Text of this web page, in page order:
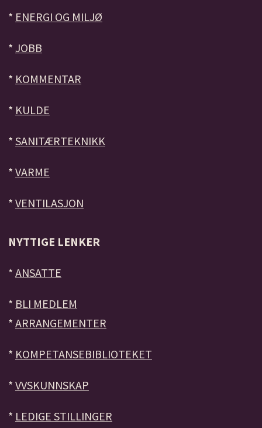
* ENERGI OG MILJØ
* JOBB
* KOMMENTAR
* KULDE
* SANITÆRTEKNIKK
* VARME
* VENTILASJON
NYTTIGE LENKER
* ANSATTE
* BLI MEDLEM
* ARRANGEMENTER
* KOMPETANSEBIBLIOTEKET
* VVSKUNNSKAP
* LEDIGE STILLINGER